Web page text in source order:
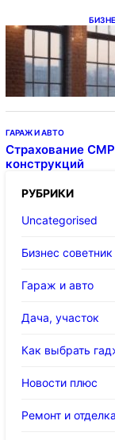
ГАРАЖ И АВТО
Страхование
конструкций
РУБРИКИ
Uncategorised
Бизнес советник
Гараж и авто
Дача, участок
Как выбрать
Новости плюс
Ремонт и отделка